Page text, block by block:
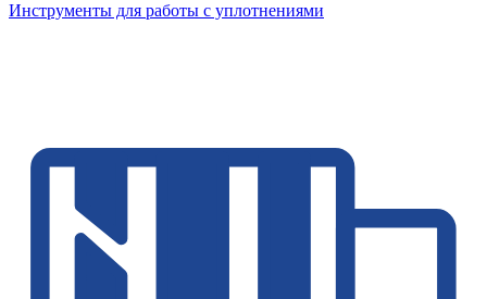
Инструменты для работы с уплотнениями